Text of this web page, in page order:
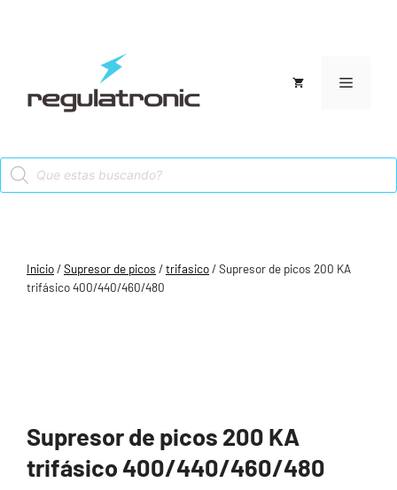
Menú
Products
search
Inicio/Supresor de picos /trifasico/ Supresor de picos 200 KA
trifásico 400/440/460/480
Supresor de picos 200 KA
trifásico 400/440/460/480